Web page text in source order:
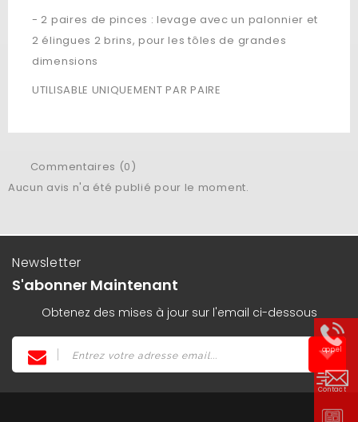
- 2 paires de pinces : levage avec un palonnier et
2 élingues 2 brins, pour les tôles de grandes
dimensions
UTILISABLE UNIQUEMENT PAR PAIRE
Commentaires (0)
Aucun avis n'a été publié pour le moment.
Newsletter
S'abonner Maintenant
Obtenez des mises à jour sur l'email ci-dessous
appel
Contact